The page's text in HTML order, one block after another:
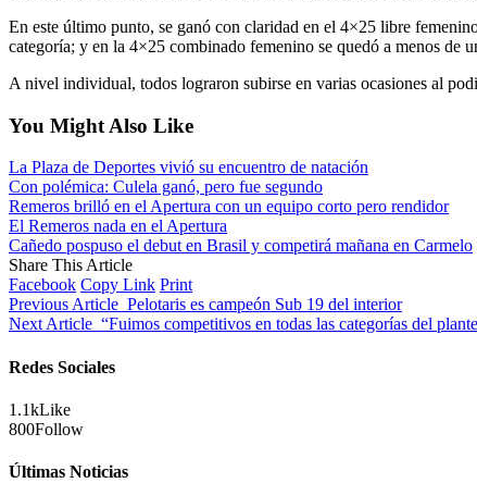
En este último punto, se ganó con claridad en el 4×25 libre
categoría; y en la 4×25 combinado femenino se quedó a menos de
A nivel individual, todos lograron subirse en varias ocasiones al
You Might Also Like
La Plaza de Deportes vivió su encuentro de natación
Con polémica: Culela ganó, pero fue segundo
Remeros brilló en el Apertura con un equipo corto pero rendidor
El Remeros nada en el Apertura
Cañedo pospuso el debut en Brasil y competirá mañana en Carmelo
Share This Article
Facebook Copy Link Print
Previous Article Pelotaris es campeón Sub 19 del interior
Next Article “Fuimos competitivos en todas las categorías del
Redes Sociales
1.1kLike
800Follow
Últimas Noticias